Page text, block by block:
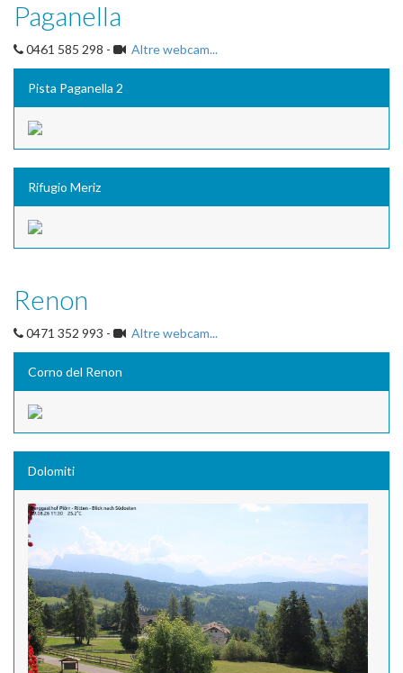
Paganella
0461 585 298 - Altre webcam...
Pista Paganella 2
Rifugio Meriz
Renon
0471 352 993 - Altre webcam...
Corno del Renon
Dolomiti